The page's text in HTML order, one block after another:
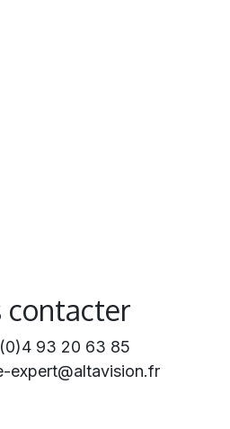
contacter
93 20 63 85
expert@altavision.fr